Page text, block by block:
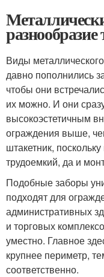
Виды
давно пополнились
чтобы они
их можно. И они
высокоэстетичным
ограждения выше,
штакетник,
трудоемкий, да и
Подобные заборы
подходят для
административных
и торговых
уместно. Главное
крупнее периметр,
соответственно.